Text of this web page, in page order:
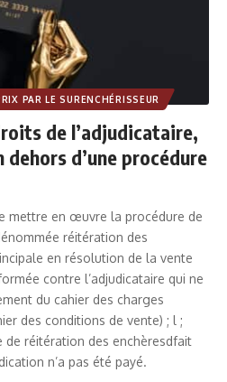
PAR LE SURENCHÉRISSEUR
de l’adjudicataire,
d’une procédure
mettre en œuvre la procédure de
réitération des
en résolution de la vente
contre l’adjudicataire qui ne
du cahier des charges
des conditions de vente) ; l ;
de réitération des enchèresdfait
n’a pas été payé.